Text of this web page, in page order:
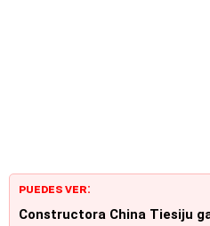
PUEDES VER:
Constructora China Tiesiju